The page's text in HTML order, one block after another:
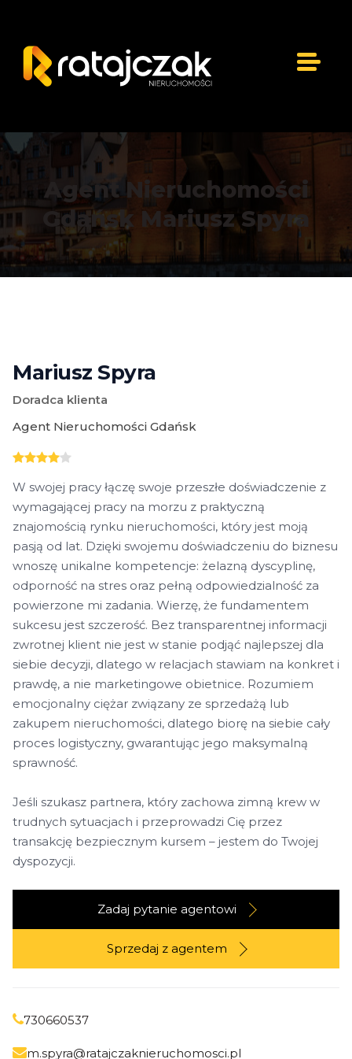
Agent Nieruchomości
Gdańsk Mariusz Spyra
Mariusz Spyra
Doradca klienta
Agent Nieruchomości Gdańsk
W swojej pracy łączę swoje przeszłe doświadczenie z
wymagającej pracy na morzu z praktyczną
znajomością rynku nieruchomości, który jest moją
pasją od lat. Dzięki swojemu doświadczeniu do biznesu
wnoszę unikalne kompetencje: żelazną dyscyplinę,
odporność na stres oraz pełną odpowiedzialność za
powierzone mi zadania. Wierzę, że fundamentem
sukcesu jest szczerość. Bez transparentnej informacji
zwrotnej klient nie jest w stanie podjąć najlepszej dla
siebie decyzji, dlatego w relacjach stawiam na konkret i
prawdę, a nie marketingowe obietnice. Rozumiem
emocjonalny ciężar związany ze sprzedażą lub
zakupem nieruchomości, dlatego biorę na siebie cały
proces logistyczny, gwarantując jego maksymalną
sprawność.
Jeśli szukasz partnera, który zachowa zimną krew w
trudnych sytuacjach i przeprowadzi Cię przez
transakcję bezpiecznym kursem – jestem do Twojej
dyspozycji.
Zadaj pytanie agentowi
Sprzedaj z agentem
730660537
m.spyra@ratajczaknieruchomosci.pl